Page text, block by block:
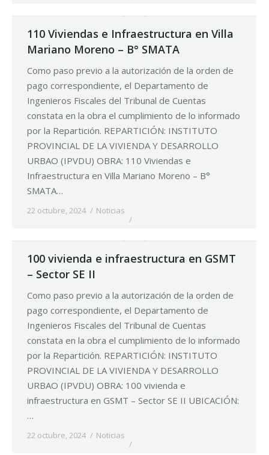
110 Viviendas e Infraestructura en Villa
Mariano Moreno – B° SMATA
Como paso previo a la autorización de la orden de
pago correspondiente, el Departamento de
Ingenieros Fiscales del Tribunal de Cuentas
constata en la obra el cumplimiento de lo informado
por la Repartición. REPARTICIÓN: INSTITUTO
PROVINCIAL DE LA VIVIENDA Y DESARROLLO
URBAO (IPVDU) OBRA: 110 Viviendas e
Infraestructura en Villa Mariano Moreno – B°
SMATA…
22 octubre, 2024 Noticias
100 vivienda e infraestructura en GSMT
– Sector SE II
Como paso previo a la autorización de la orden de
pago correspondiente, el Departamento de
Ingenieros Fiscales del Tribunal de Cuentas
constata en la obra el cumplimiento de lo informado
por la Repartición. REPARTICIÓN: INSTITUTO
PROVINCIAL DE LA VIVIENDA Y DESARROLLO
URBAO (IPVDU) OBRA: 100 vivienda e
infraestructura en GSMT – Sector SE II UBICACIÓN:
…
22 octubre, 2024 Noticias